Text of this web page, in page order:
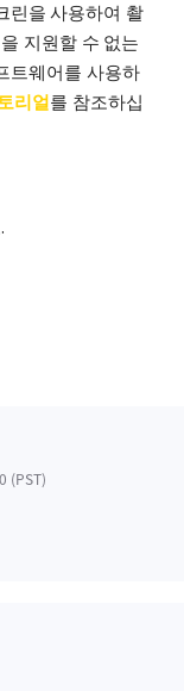
린을 사용하여 촬
지원할 수 없는
트웨어를 사용하
리얼를 참조하십
(PST)